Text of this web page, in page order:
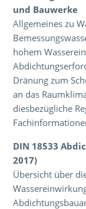
und Bauwerke
Allgemeines zu
hohem
Dränung zum
an das
diesbezügliche
DIN 18533
2017)
Übersicht über